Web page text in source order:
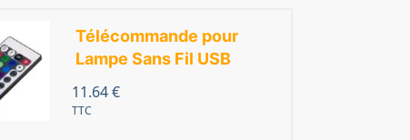
Télécommande pour
Lampe Sans Fil USB
11.64€
TTC